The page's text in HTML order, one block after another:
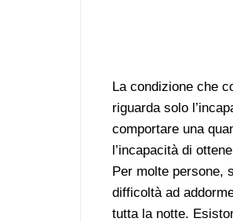
La condizione che
riguarda solo
comportare una
l’incapacità di
Per molte persone,
difficoltà ad
tutta la notte.